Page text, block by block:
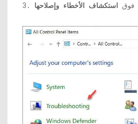
فوق استكشاف الأخطاء وإصلاحها